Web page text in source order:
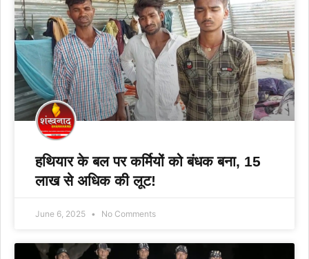
हथियार के बल पर कर्मियों को बंधक बना, 15
लाख से अधिक की लूट!
June 6, 2025 No Comments